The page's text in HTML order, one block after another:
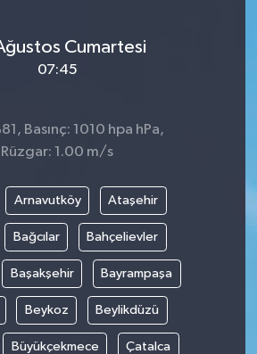
Cumartesi
07:45
Basınç: 1010 hpa hPa,
Rüzgar: 1.00 m/s
Arnavutköy Ataşehir
Bağcılar Bahçelievler
Başakşehir Bayrampaşa
Beykoz Beylikdüzü
Büyükçekmece Çatalca